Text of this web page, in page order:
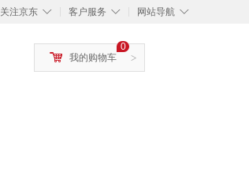
◇
关注京东 ◇
客户服务 ◇
网站导航
>
0
我的购物车